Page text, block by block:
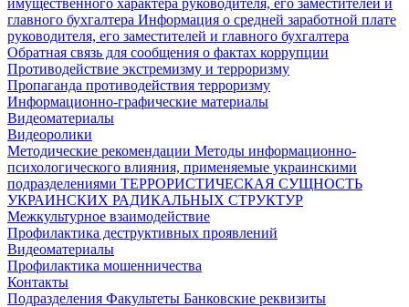
главного бухгалтера Информация о средней заработной плате
руководителя, его заместителей и главного бухгалтера
Обратная связь для сообщения о фактах коррупции
Противодействие экстремизму и терроризму
Пропаганда противодействия терроризму
Информационно-графические материалы
Видеоматериалы
Видеоролики
Методические рекомендации Методы информационно-
психологического влияния, применяемые украинскими
подразделениями ТЕРРОРИСТИЧЕСКАЯ СУЩНОСТЬ
УКРАИНСКИХ РАДИКАЛЬНЫХ СТРУКТУР
Межкультурное взаимодействие
Профилактика деструктивных проявлений
Видеоматериалы
Профилактика мошенничества
Контакты
Подразделения Факультеты Банковские реквизиты